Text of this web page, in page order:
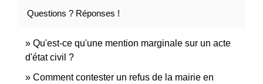
Questions ? Réponses !
Qu'est-ce qu'une mention marginale sur un acte
d'état civil ?
Comment contester un refus de la mairie en